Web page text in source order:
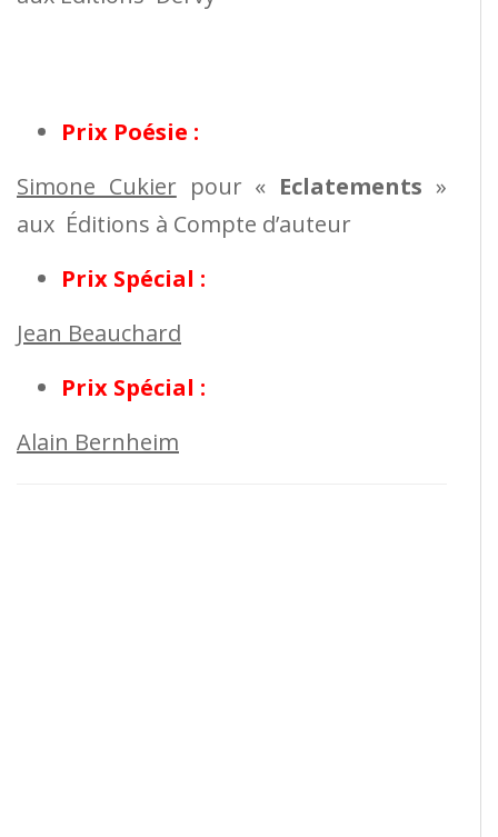
Prix Poésie :
Simone Cukier pour « Eclatements »
aux Éditions à Compte d’auteur
Prix Spécial :
Jean Beauchard
Prix Spécial :
Alain Bernheim